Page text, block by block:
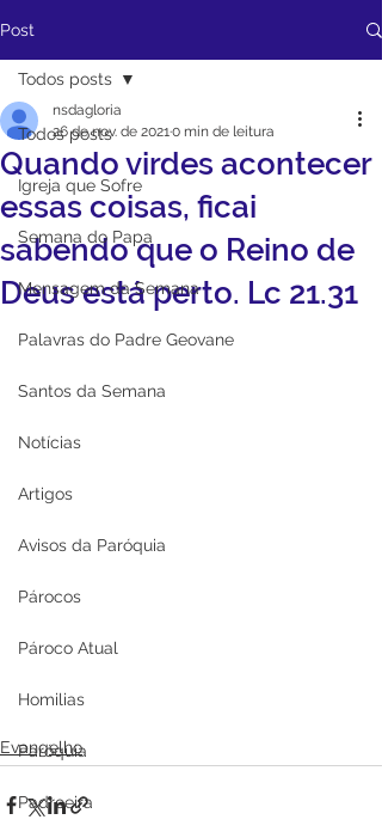
Post
Todos posts
Igreja que Sofre
Semana do Papa
Mensagem da Semana
Palavras do Padre Geovane
Santos da Semana
Notícias
Artigos
Avisos da Paróquia
Párocos
Pároco Atual
Homilias
Paróquia
Padroeira
Todos posts
Quando virdes acontecer
essas coisas, ficai
sabendo que o Reino de
Deus está perto. Lc 21.31
nsdagloria
26 de nov. de 20210 min de leitura
Evangelho